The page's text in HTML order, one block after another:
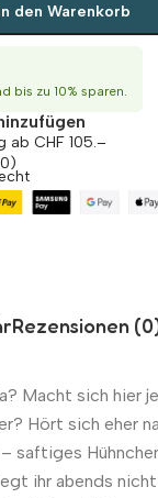
den Warenkorb
bis zu 10% sparen.
ab CHF 105.–
Rezensionen
Macht sich hier
Hört sich eher
saftiges
ihr abends